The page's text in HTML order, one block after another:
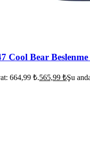
Cool Bear
664,99 ₺.565,99 ₺Şu